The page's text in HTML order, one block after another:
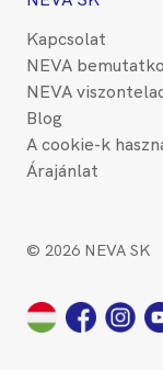
Kapcsolat
NEVA
NEVA
Blog
A cookie-k
Árajánlat
© 2026 NEVA SK